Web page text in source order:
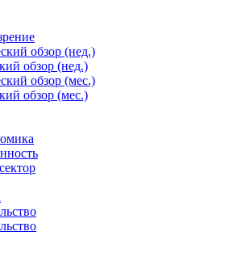
обзор (нед.)
обзор (нед.)
обзор (мес.)
обзор (мес.)